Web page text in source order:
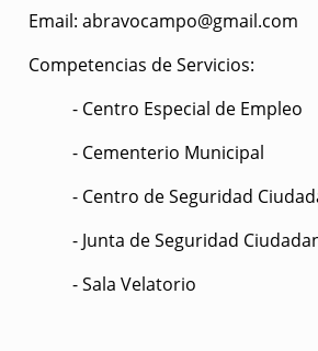
Email: abravocampo@gmail.com
Competencias de Servicios:
- Centro Especial de Empleo
- Cementerio Municipal
- Centro de Seguridad
- Junta de Seguridad
- Sala Velatorio